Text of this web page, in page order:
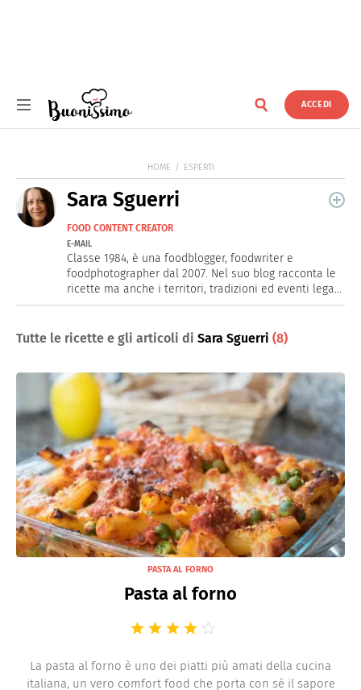
ACCEDI
HOME ESPERTI
Sara Sguerri
FOOD CONTENT CREATOR
E-MAIL
Classe 1984, è una foodblogger, foodwriter e
foodphotographer dal 2007. Nel suo blog racconta le
ricette ma anche i territori, tradizioni ed eventi legati
al mondo del cibo, oltre a viaggi e blogtours,
Tutte le ricette e gli articoli di Sara Sguerri (8)
PASTA AL FORNO
Pasta al forno
La pasta al forno è uno dei piatti più amati della cucina
italiana, un vero comfort food che porta con sé il sapore